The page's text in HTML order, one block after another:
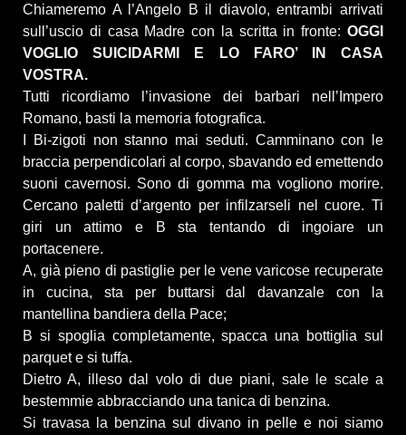
Chiameremo A l’Angelo B il diavolo, entrambi arrivati
sull’uscio di casa Madre con la scritta in fronte: OGGI
VOGLIO SUICIDARMI E LO FARO’ IN CASA
VOSTRA.
Tutti ricordiamo l’invasione dei barbari nell’Impero
Romano, basti la memoria fotografica.
I Bi-zigoti non stanno mai seduti. Camminano con le
braccia perpendicolari al corpo, sbavando ed emettendo
suoni cavernosi. Sono di gomma ma vogliono morire.
Cercano paletti d’argento per infilzarseli nel cuore. Ti
giri un attimo e B sta tentando di ingoiare un
portacenere.
A, già pieno di pastiglie per le vene varicose recuperate
in cucina, sta per buttarsi dal davanzale con la
mantellina bandiera della Pace;
B si spoglia completamente, spacca una bottiglia sul
parquet e si tuffa.
Dietro A, illeso dal volo di due piani, sale le scale a
bestemmie abbracciando una tanica di benzina.
Si travasa la benzina sul divano in pelle e noi siamo